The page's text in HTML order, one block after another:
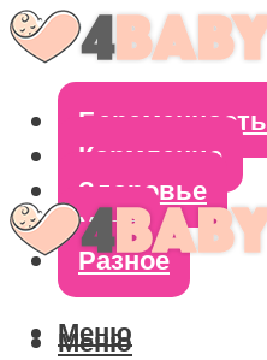
Беременность
Кормление
Здоровье
Уход
Разное
Меню
Меню